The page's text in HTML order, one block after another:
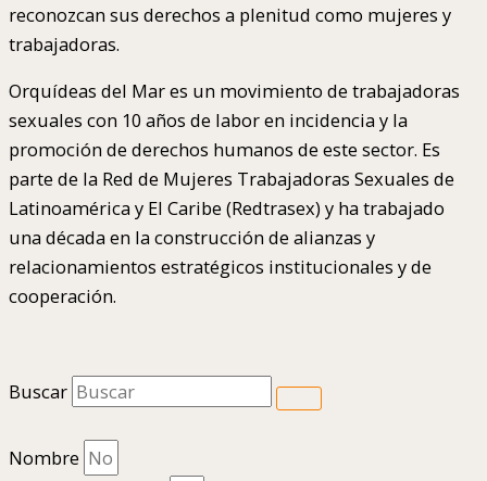
reconozcan sus derechos a plenitud como mujeres y
trabajadoras.
Orquídeas del Mar es un movimiento de trabajadoras
sexuales con 10 años de labor en incidencia y la
promoción de derechos humanos de este sector. Es
parte de la Red de Mujeres Trabajadoras Sexuales de
Latinoamérica y El Caribe (Redtrasex) y ha trabajado
una década en la construcción de alianzas y
relacionamientos estratégicos institucionales y de
cooperación.
Buscar
Nombre